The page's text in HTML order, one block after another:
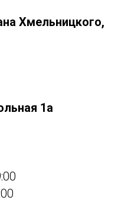
Хмельницкого,
1а